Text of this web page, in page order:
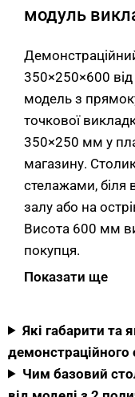
модуль
350×250×600
модель з
точкової
350×250 мм у
магазину.
стелажами, біля
залу або на
Висота 600 мм
покупця.
Це базовий
столик працює
вітрині або на
1000 мм формує
ієрархією уваги.
Показати ще
Які габарити та
Чим базовий